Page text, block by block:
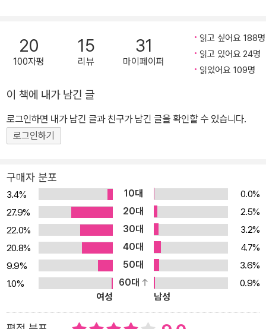
20
100자평
15
리뷰
31
마이페이퍼
읽고 싶어요 188명
읽고 있어요 24명
읽었어요 109명
이 책에 내가 남긴 글
로그인하면 내가 남긴 글과 친구가 남긴 글을 확인할 수 있습니다.
로그인하기
구매자 분포
3.4% 10대
0.0%
27.9%
20대
2.5%
22.0%
30대
3.2%
20.8%
40대
4.7%
9.9%
50대
3.6%
1.0%
60대
0.9%
여성
남성